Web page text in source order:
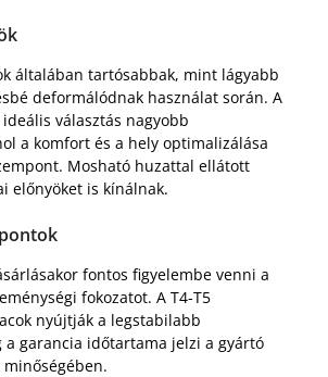
általában tartósabbak, mint lágyabb
deformálódnak használat során. A
választás nagyobb
a komfort és a hely optimalizálása
Mosható huzattal ellátott
előnyöket is kínálnak.
fontos figyelembe venni a
fokozatot. A T4-T5
nyújtják a legstabilabb
garancia időtartama jelzi a gyártó